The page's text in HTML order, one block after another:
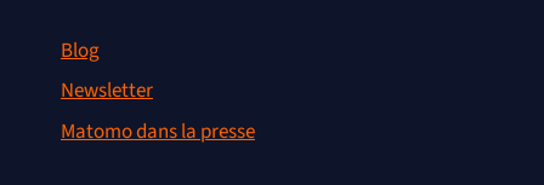
Blog
Newsletter
Matomo dans la presse